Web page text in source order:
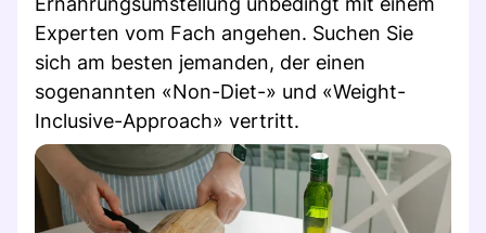
Experten vom Fach angehen. Suchen Sie
sich am besten jemanden, der einen
sogenannten «Non-Diet-» und «Weight-
Inclusive-Approach» vertritt.